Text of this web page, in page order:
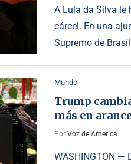
A Lula da Silva le
cárcel. En una
Supremo de
Mundo
Trump
más en
Por Voz de America
WASHINGTON —